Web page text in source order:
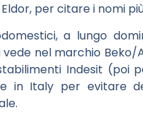
per citare i nomi
a lungo
nel marchio
Indesit (poi
Italy per evitare